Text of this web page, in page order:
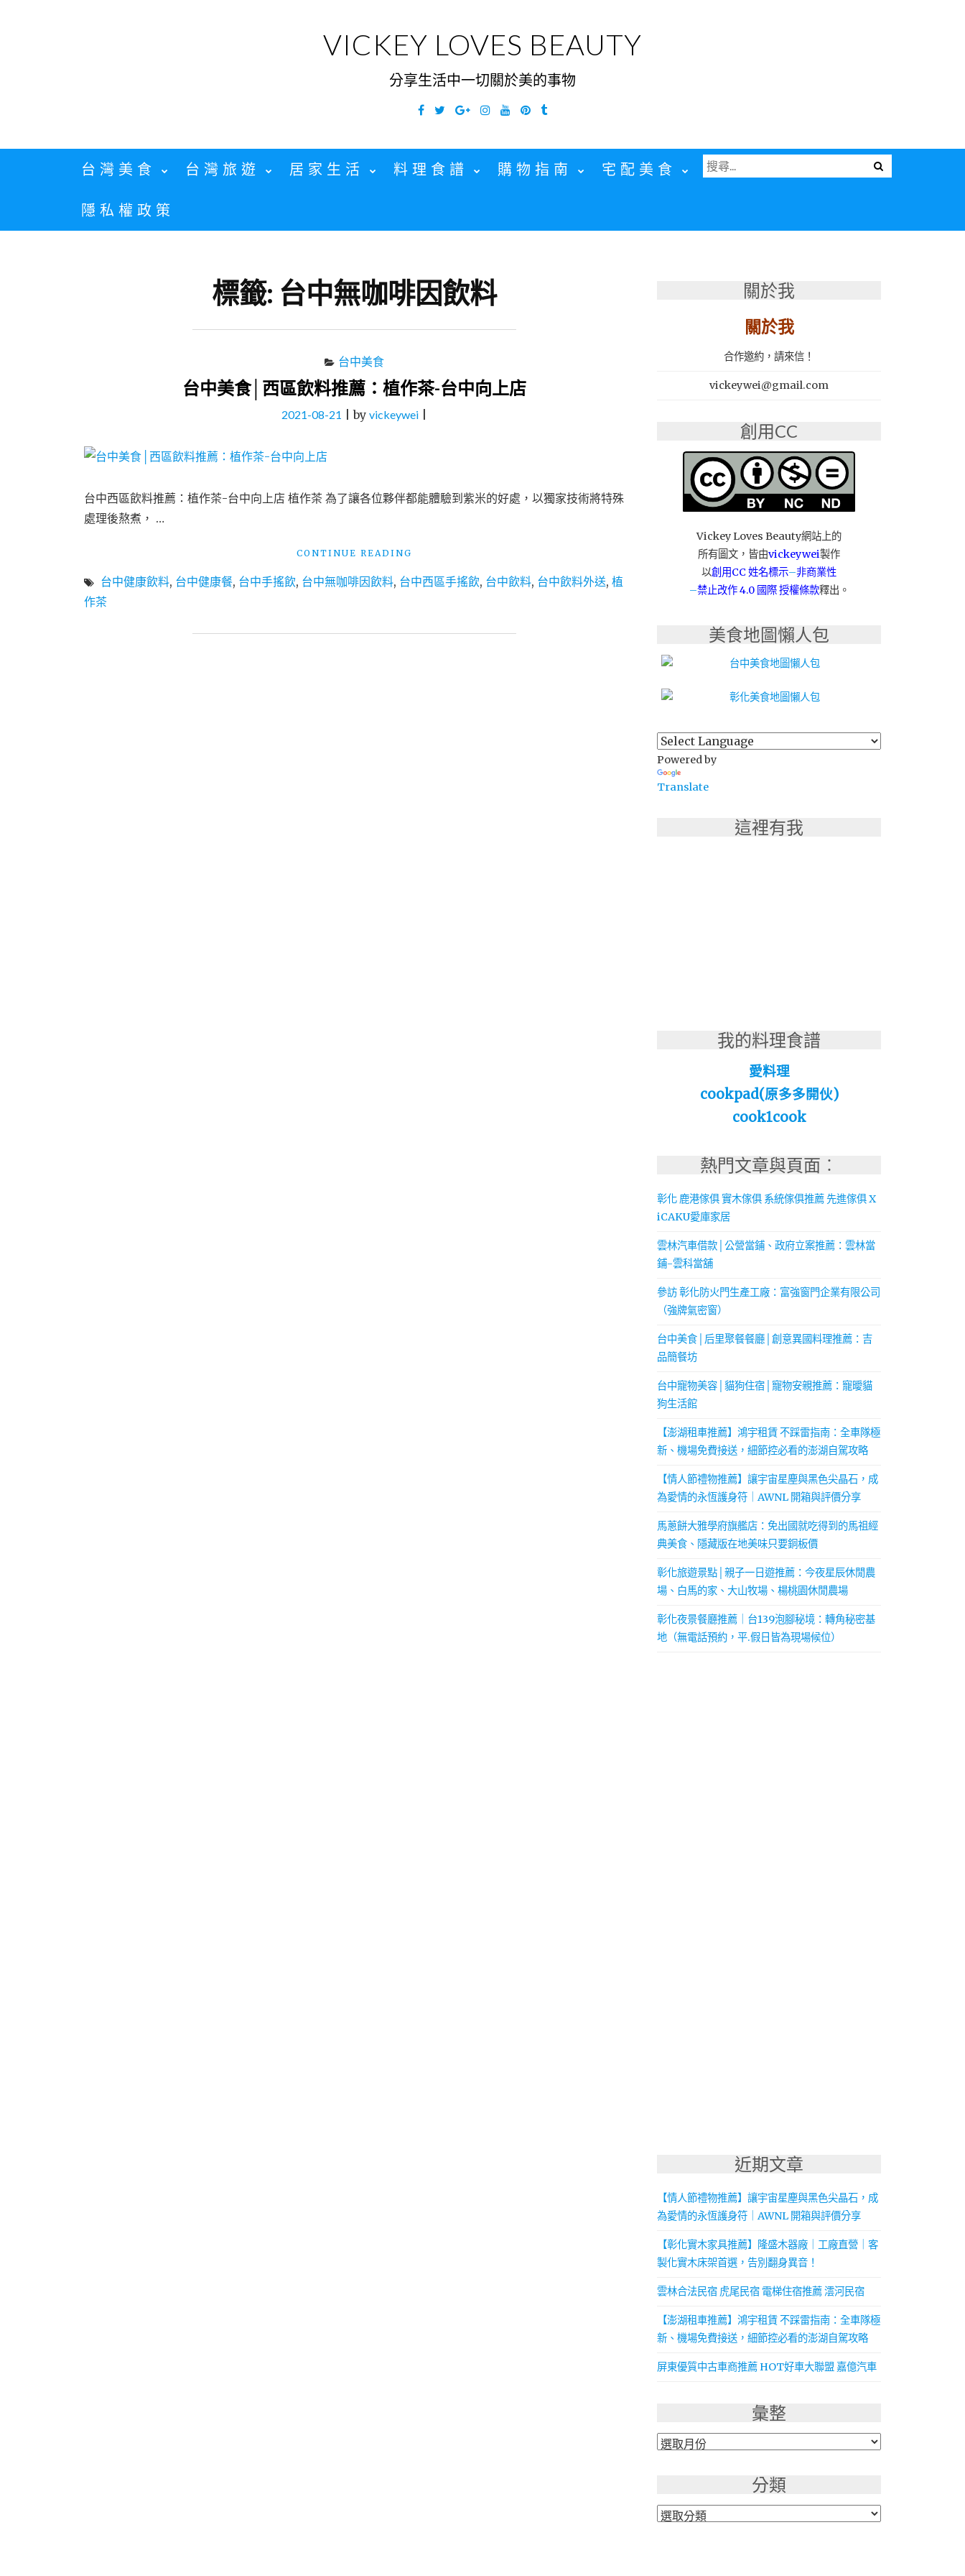
VICKEY LOVES BEAUTY
分享生活中一切關於美的事物
Facebook
TwitterGoogleInstagramYouTubePinterest
Tumblr
台灣美食 台灣旅遊 居家生活 料理食譜 購物指南 宅配美食
隱私權政策
Menu
搜
尋
標籤: 台中無咖啡因飲料
台中美食
台中美食│西區飲料推薦：植作茶-台中向上店
2021-08-21 |by vickeywei
台中西區飲料推薦：植作茶-台中向上店 植作茶 為了讓各位夥伴都能體驗到紫米的好處，以獨家技術將特殊
處理後熬煮， …
CONTINUE READING
美
台中健康飲料, 台中健康餐, 台中手搖飲, 台中無咖啡因飲料, 台中西區手搖飲, 台中飲料, 台中飲料外送, 植
作茶
關於我
關於我
合作邀約，請來信！
vickeywei@gmail.com
創用CC
Vickey Loves Beauty網站上的
所有圖文，皆由vickeywei製作
以創用CC 姓名標示–非商業性
–禁止改作4.0 國際 授權條款釋出。
美食地圖懶人包
Powered by
Translate
這裡有我
我的料理食譜
愛料理
cookpad(原多多開伙)
cook1cook
熱門文章與頁面︰
彰化 鹿港傢俱 實木傢俱 系統傢俱推薦 先進傢俱 X
iCAKU愛庫家居
雲林汽車借款│公營當鋪、政府立案推薦：雲林當
鋪-雲科當舖
參訪 彰化防火門生產工廠：富強窗門企業有限公司
（強牌氣密窗）
台中美食│后里聚餐餐廳│創意異國料理推薦：吉
品簡餐坊
台中寵物美容│貓狗住宿│寵物安親推薦：寵曖貓
狗生活館
【澎湖租車推薦】鴻宇租賃 不踩雷指南：全車隊極
新、機場免費接送，細節控必看的澎湖自駕攻略
【情人節禮物推薦】讓宇宙星塵與黑色尖晶石，成
為愛情的永恆護身符｜AWNL 開箱與評價分享
馬蔥餅大雅學府旗艦店：免出國就吃得到的馬祖經
典美食、隱藏版在地美味只要銅板價
彰化旅遊景點│親子一日遊推薦：今夜星辰休閒農
場、白馬的家、大山牧場、楊桃園休閒農場
彰化夜景餐廳推薦｜台139泡腳秘境：轉角秘密基
地（無電話預約，平.假日皆為現場候位）
近期文章
【情人節禮物推薦】讓宇宙星塵與黑色尖晶石，成
為愛情的永恆護身符｜AWNL 開箱與評價分享
【彰化實木家具推薦】隆盛木器廠｜工廠直營｜客
製化實木床架首選，告別翻身異音！
雲林合法民宿 虎尾民宿 電梯住宿推薦 澐河民宿
【澎湖租車推薦】鴻宇租賃 不踩雷指南：全車隊極
新、機場免費接送，細節控必看的澎湖自駕攻略
屏東優質中古車商推薦 HOT好車大聯盟 嘉億汽車
彙整
彙
分類
分